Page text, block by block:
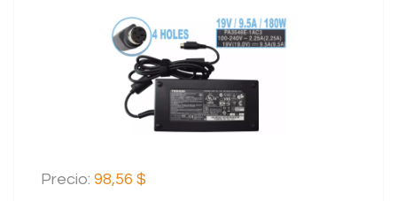
VER MAS
AGREGAR AL CARRITO
Precio: 98,56 $